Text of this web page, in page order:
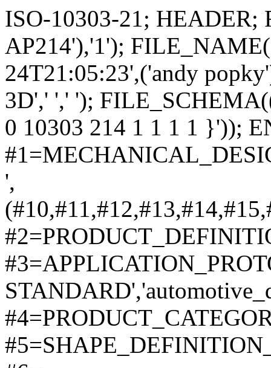
ISO-10303-21; HEADER; FILE_DESCRIPTION(('STEP AP214'),'1'); FILE_NAME('800 new.stp','2021-11-24T21:05:23',('andy popky'),('xl machinery'),'Spatial InterOp 3D',' ',' '); FILE_SCHEMA(('AUTOMOTIVE_DESIGN { 1 0 10303 214 1 1 1 1 }')); ENDSEC; DATA; #1=MECHANICAL_DESIGN_GEOMETRIC_PRESENTATION_REPRESENTATION(' ',(#10,#11,#12,#13,#14,#15,#16,#17,#18,#19,#20,#21,#22,#23,#24,#25,#26,#27,#28,#29,#30,#31,#32,#33,#34,#35,#36,#37,#38,#39,#40,#41,#42,#43,#44,#45,#46,#47,#48,#49,#50,#51,#52,#53,#54,#55,#56,#57,#58,#59,#60,#61,#62,#63,#64,#65,#66,#67,#68,#69,#70,#71,#72,#73,#74,#75,#76,#77,#78,#79,#80,#81,#82,#83,#84,#85,#86,#87,#88,#89,#90,#91,#92,#93,#94,#95,#96,#97,#98,#99,#100,#101,#102,#103,#104,#105,#106,#107,#108,#109,#110,#111,#112,#113,#114,#115,#116,#117,#118,#119,#120,#121,#122,#123,#124,#125,#126,#127,#128,#129,#130,#131,#132,#133,#134,#135,#136,#137,#138,#139,#140,#141,#142,#143,#144,#145,#146,#147,#148,#149,#150,#151,#152,#153,#154,#155,#156,#157,#158,#159,#160,#161,#162,#163,#164,#165,#166,#167,#168,#169,#170,#171,#172,#173,#174,#175,#176,#177,#178,#179,#180,#181,#182,#183,#184,#185,#186,#187,#188,#189,#190,#191,#192,#193,#194,#195,#196,#197,#198,#199,#200,#201,#202,#203,#204,#205,#206,#207,#208,#209,#210,#211,#212,#213,#214,#215,#216,#217,#218,#219,#220,#221,#222,#223,#224,#225,#226,#227,#228,#229,#230,#231,#232,#233,#234,#235,#236,#237,#238,#239,#240,#241,#242,#243,#244,#245,#246,#247,#248,#249,#250,#251,#252,#253,#254,#255,#256,#257,#258,#259,#260,#261,#262,#263,#264,#265,#266,#267,#268,#269,#270,#271,#272,#273,#274,#275,#276,#277,#278,#279,#280,#281,#282,#283,#284,#285,#286,#287,#288,#289,#290,#291,#292,#293,#294,#295,#296,#297,#298,#299,#300,#301,#302,#303,#304,#305,#306,#307,#308,#309,#310,#311,#312,#313,#314,#315,#316,#317,#318,#319,#320,#321,#322,#323,#324,#325,#326,#327,#328,#329,#330,#331,#332,#333,#334,#335,#336,#337,#338,#339,#340,#341,#342,#343,#344,#345,#346,#347,#348,#349,#350,#351,#352,#353,#354,#355,#356,#357,#358,#359,#360,#361,#362,#363,#364,#365,#366,#367,#368,#369,#370,#371,#372,#373,#374,#375,#376,#377,#378,#379,#380,#381,#382,#383,#384,#385,#386,#387,#388,#389,#390,#391,#392,#393,#394,#395,#396,#397,#398,#399,#400,#401,#402,#403,#404,#405,#406,#407,#408,#409,#410,#411,#412,#413,#414,#415,#416,#417,#418,#419,#420,#421,#422,#423,#424,#425,#426,#427,#428,#429,#430,#431,#432,#433,#434,#435,#436,#437,#438,#439,#440,#441,#442,#443,#444,#445,#446,#447,#448,#449,#450,#451,#452,#453,#454,#455,#456,#457,#458,#459,#460,#461,#462,#463,#464,#465,#466,#467,#468,#469,#470,#471,#472,#473,#474,#475,#476,#477,#478,#479,#480,#481,#482,#483,#484,#485,#486,#487,#488,#489,#490,#491,#492,#493,#494,#495,#496,#497,#498,#499,#500,#501,#502,#503,#504,#505,#506,#507,#508,#509,#510,#511,#512,#513,#514,#515,#516,#517,#518,#519,#520,#521,#522,#523,#524,#525,#526,#527,#528,#529,#530,#531,#532,#533,#534,#535,#536,#537,#538,#539,#540,#541,#542,#543,#544,#545,#546,#547,#548,#549,#550,#551,#552,#553,#554,#555,#556,#557,#558,#559,#560,#561,#562,#563,#564,#565,#566,#567,#568,#569,#570,#571,#572,#573,#574,#575,#576,#577,#578,#579,#580,#581,#582,#583,#584,#585,#586,#587,#588,#589,#590,#591,#592,#593,#594,#595,#596,#597,#598,#599,#600,#601,#602,#603,#604,#605,#606,#607,#608,#609,#610,#611,#612,#613,#614,#615,#616,#617,#618,#619,#620,#621,#622,#623,#624,#625,#626,#627,#628,#629,#630,#631,#632,#633,#634,#635,#636,#637,#638,#639,#640),#6); #2=PRODUCT_DEFINITION_CONTEXT('',#641,'design'); #3=APPLICATION_PROTOCOL_DEFINITION('INTERNATIONAL STANDARD','automotive_design',1994,#641); #4=PRODUCT_CATEGORY_RELATIONSHIP('NONE','NONE',#642,#643); #5=SHAPE_DEFINITION_REPRESENTATION(#644,#645); #6= (GEOMETRIC_REPRESENTATION_CONTEXT(3)GLOBAL_UNCERTAINTY_ASSIGNED_CONTEXT((#648))GLOBAL_UNIT_ASSIGNED_CONTEXT((#650,#651,#652))REPRESENTATION_CONTEXT('NONE','WORKSPACE')); #10=STYLED_ITEM('',(#654),#655); #11=STYLED_ITEM('',(#656),#657); #12=STYLED_ITEM('',(#658),#659); #13=STYLED_ITEM('',(#660),#661); #14=STYLED_ITEM('',(#662),#663); #15=STYLED_ITEM('',(#664),#665); #16=STYLED_ITEM('',(#666),#667); #17=STYLED_ITEM('',(#668),#669); #18=STYLED_ITEM('',(#670),#671); #19=STYLED_ITEM('',(#672),#673); #20=STYLED_ITEM('',(#674),#675); #21=STYLED_ITEM('',(#676),#677); #22=STYLED_ITEM('',(#678),#679); #23=STYLED_ITEM('',(#680),#681); #24=STYLED_ITEM('',(#682),#683); #25=STYLED_ITEM('',(#684),#685); #26=STYLED_ITEM('',(#686),#687); #27=STYLED_ITEM('',(#688),#689); #28=STYLED_ITEM('',(#690),#691); #29=STYLED_ITEM('',(#692),#693); #30=STYLED_ITEM('',(#694),#695); #31=STYLED_ITEM('',(#696),#697); #32=STYLED_ITEM('',(#698),#699);